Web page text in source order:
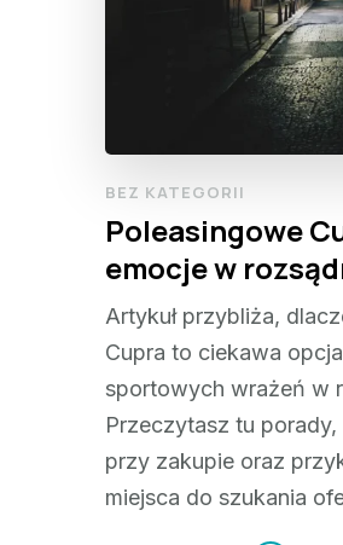
BEZ KATEGORII
Poleasingowe
emocje w
Artykuł przybliża,
Cupra to ciekawa
sportowych wrażeń w
Przeczytasz tu
przy zakupie oraz
miejsca do szukania